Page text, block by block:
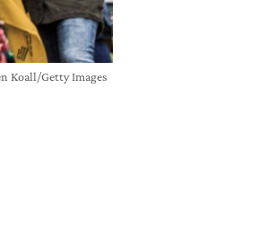
Koall/Getty Images